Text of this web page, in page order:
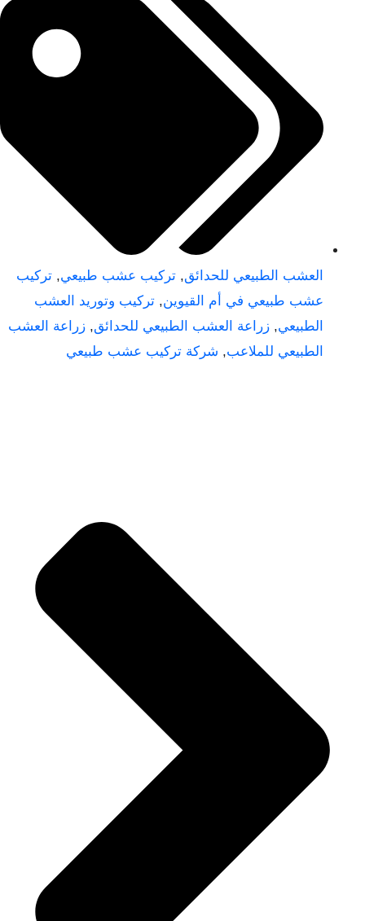
العشب الطبيعي للحدائق, تركيب عشب طبيعي, تركيب
عشب طبيعي في أم القيوين, تركيب وتوريد العشب
الطبيعي, زراعة العشب الطبيعي للحدائق, زراعة العشب
الطبيعي للملاعب, شركة تركيب عشب طبيعي